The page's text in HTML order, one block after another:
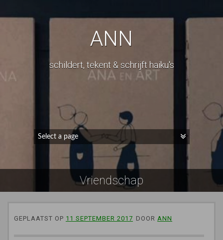
ANN
schildert, tekent & schrijft haiku's
Vriendschap
GEPLAATST OP 11 SEPTEMBER 2017 DOOR ANN